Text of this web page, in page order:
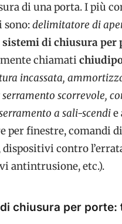
di una porta. I più
sono:delimitatore di
sistemi di chiusura per
chiamati
incassata,
serramento scorrevole,
a sali-scendie
per finestre, comandi
dispositivi contro
antintrusione, etc.).
chiusura per porte: